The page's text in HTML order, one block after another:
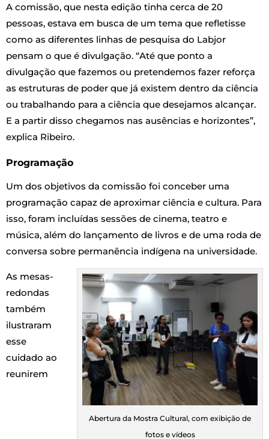
A comissão, que nesta edição tinha cerca de 20
pessoas, estava em busca de um tema que refletisse
como as diferentes linhas de pesquisa do Labjor
pensam o que é divulgação. “Até que ponto a
divulgação que fazemos ou pretendemos fazer reforça
as estruturas de poder que já existem dentro da ciência
ou trabalhando para a ciência que desejamos alcançar.
E a partir disso chegamos nas ausências e horizontes”,
explica Ribeiro.
Programação
Um dos objetivos da comissão foi conceber uma
programação capaz de aproximar ciência e cultura. Para
isso, foram incluídas sessões de cinema, teatro e
música, além do lançamento de livros e de uma roda de
conversa sobre permanência indígena na universidade.
Abertura da Mostra Cultural, com exibição de
fotos e vídeos
As mesas-
redondas
também
ilustraram
esse
cuidado ao
reunirem